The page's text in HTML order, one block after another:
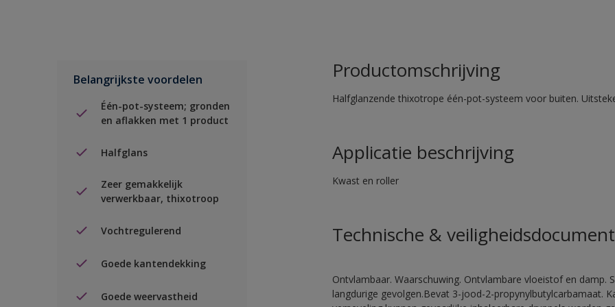
Belangrijkste voordelen
Één-pot-systeem; gronden
en aflakken met 1 product
Halfglans
Zeer gemakkelijk
verwerkbaar, thixotroop
Vochtregulerend
Goede kantendekking
Goede weervastheid
Productomschrijving
Halfglanzende thixotrope één-pot-systeem voor buiten.
Applicatie beschrijving
Kwast en roller
Technische &
Ontvlambaar. Waarschuwing. Ontvlambare vloeistof en
langdurige gevolgen.Bevat 3-jood-2-propynylbutylcarbamaat.